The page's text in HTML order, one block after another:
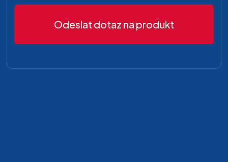
Odeslat dotaz na produkt